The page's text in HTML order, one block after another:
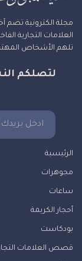
مجلة الكترونية تضم
العلامات التجارية
تلهم الأشخاص
لتصلكم
الرئيسية
مجوهرات
ساعات
أحجار الكريمة
بودكاست
قصص العلامات التجارية